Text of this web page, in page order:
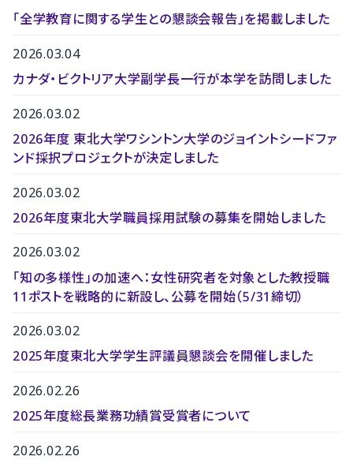
「全学教育に関する学生との懇談会報告」を掲載しました
2026.03.04
カナダ・ビクトリア大学副学長一行が本学を訪問しました
2026.03.02
2026年度 東北大学ワシントン大学のジョイントシードファ
ンド採択プロジェクトが決定しました
2026.03.02
2026年度東北大学職員採用試験の募集を開始しました
2026.03.02
「知の多様性」の加速へ：女性研究者を対象とした教授職
11ポストを戦略的に新設し、公募を開始（5/31締切）
2026.03.02
2025年度東北大学学生評議員懇談会を開催しました
2026.02.26
2025年度総長業務功績賞受賞者について
2026.02.26